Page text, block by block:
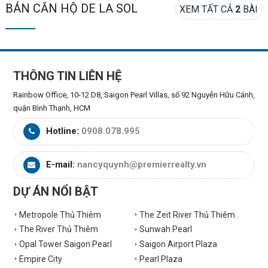
BÁN CĂN HỘ DE LA SOL XEM TẤT CẢ 2 BÀI
THÔNG TIN LIÊN HỆ
Rainbow Office, 10-12 D8, Saigon Pearl Villas, số 92 Nguyễn Hữu Cảnh,
quận Bình Thạnh, HCM
Hotline: 0908.078.995
E-mail: nancyquynh@premierrealty.vn
DỰ ÁN NỔI BẬT
Metropole Thủ Thiêm
The Zeit River Thủ Thiêm .
The River Thủ Thiêm
Sunwah Pearl
Opal Tower Saigon Pearl
Saigon Airport Plaza
Empire City
Pearl Plaza